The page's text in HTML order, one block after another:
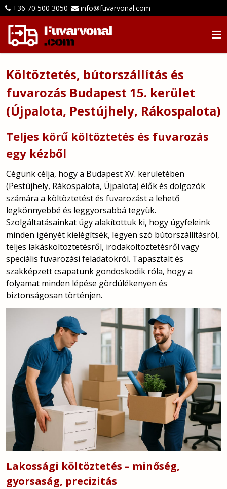
+36 70 500 3050 info@fuvarvonal.com
Költöztetés, bútorszállítás és
fuvarozás Budapest 15. kerület
(Újpalota, Pestújhely, Rákospalota)
Teljes körű költöztetés és fuvarozás
egy kézből
Cégünk célja, hogy a Budapest XV. kerületében
(Pestújhely, Rákospalota, Újpalota) élők és dolgozók
számára a költöztetést és fuvarozást a lehető
legkönnyebbé és leggyorsabbá tegyük.
Szolgáltatásainkat úgy alakítottuk ki, hogy ügyfeleink
minden igényét kielégítsék, legyen szó bútorszállításról,
teljes lakásköltöztetésről, irodaköltöztetésről vagy
speciális fuvarozási feladatokról. Tapasztalt és
szakképzett csapatunk gondoskodik róla, hogy a
folyamat minden lépése gördülékenyen és
biztonságosan történjen.
Lakossági költöztetés – minőség,
gyorsaság, precizitás